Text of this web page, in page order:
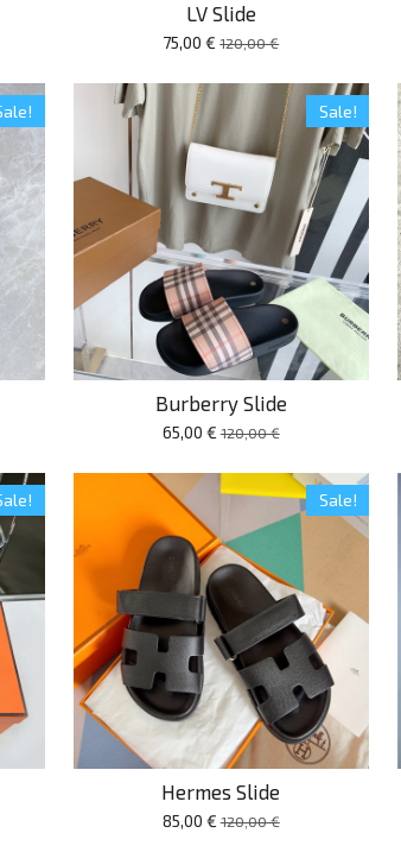
LV Slide
75,00 € 120,00 €
Sale!
Burberry Slide
65,00 € 120,00 €
Sale!
Hermes Slide
85,00 € 120,00 €